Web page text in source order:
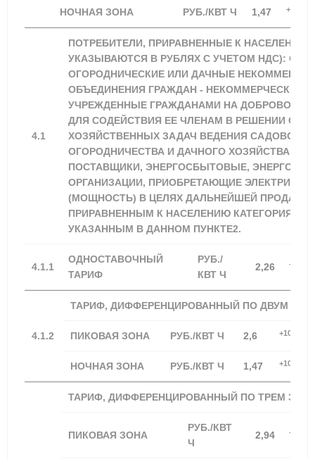
НОЧНАЯ ЗОНА РУБ./КВТ Ч 1,47
4.1
ПОТРЕБИТЕЛИ, ПРИРАВНЕННЫЕ К НАСЕЛЕНИЮ
УКАЗЫВАЮТСЯ В РУБЛЯХ С УЧЕТОМ НДС):
ОГОРОДНИЧЕСКИЕ ИЛИ ДАЧНЫЕ
ОБЪЕДИНЕНИЯ ГРАЖДАН - НЕКОММЕРЧЕСКИЕ
УЧРЕЖДЕННЫЕ ГРАЖДАНАМИ НА
ДЛЯ СОДЕЙСТВИЯ ЕЕ ЧЛЕНАМ В РЕШЕНИИ
ХОЗЯЙСТВЕННЫХ ЗАДАЧ ВЕДЕНИЯ
ОГОРОДНИЧЕСТВА И ДАЧНОГО
ПОСТАВЩИКИ, ЭНЕРГОСБЫТОВЫЕ,
ОРГАНИЗАЦИИ, ПРИОБРЕТАЮЩИЕ
(МОЩНОСТЬ) В ЦЕЛЯХ ДАЛЬНЕЙШЕЙ ПРОДАЖИ
ПРИРАВНЕННЫМ К НАСЕЛЕНИЮ КАТЕГОРИЯМ
УКАЗАННЫМ В ДАННОМ ПУНКТЕ2.
4.1.1
ОДНОСТАВОЧНЫЙ
ТАРИФ
РУБ./
КВТ Ч
2,26
4.1.2
ТАРИФ, ДИФФЕРЕНЦИРОВАННЫЙ ПО ДВУМ
ПИКОВАЯ ЗОНА РУБ./КВТ Ч 2,6 +100,00%
НОЧНАЯ ЗОНА РУБ./КВТ Ч 1,47 +100,00%
ТАРИФ, ДИФФЕРЕНЦИРОВАННЫЙ ПО ТРЕМ
ПИКОВАЯ ЗОНА
РУБ./КВТ
Ч
2,94